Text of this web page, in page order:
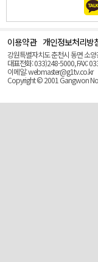
이용약관 개인정보처리방
강원특별자치도 춘천시 동면 소
대표전화: 033)248-5000, FAX:
이메일: webmaster@g1tv.co.kr
Copyright © 2001 Gangwon